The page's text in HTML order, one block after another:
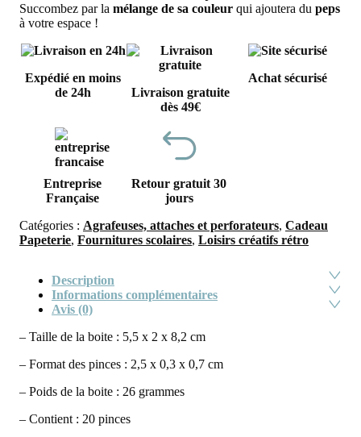
Succombez par la mélange de sa couleur qui ajoutera du peps
à votre espace !
Expédié en moins
de 24h
Livraison gratuite
dès 49€
Achat sécurisé
Entreprise
Française
Retour gratuit 30
jours
Catégories : Agrafeuses, attaches et perforateurs, Cadeau
Papeterie, Fournitures scolaires, Loisirs créatifs rétro
Description
Informations complémentaires
Avis (0)
– Taille de la boite : 5,5 x 2 x 8,2 cm
– Format des pinces : 2,5 x 0,3 x 0,7 cm
– Poids de la boite : 26 grammes
– Contient : 20 pinces